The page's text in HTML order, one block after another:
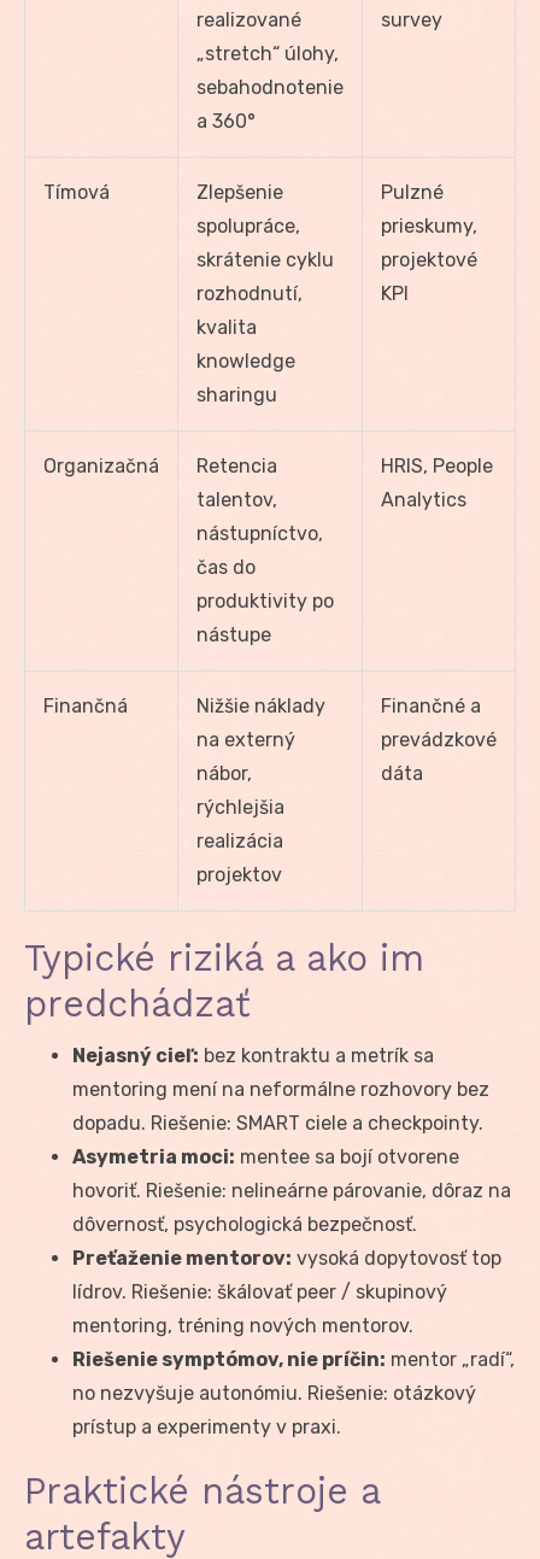
realizované
„stretch“ úlohy,
sebahodnotenie
a 360°
survey
Tímová
Zlepšenie
spolupráce,
skrátenie cyklu
rozhodnutí,
kvalita
knowledge
sharingu
Pulzné
prieskumy,
projektové
KPI
Organizačná
Retencia
talentov,
nástupníctvo,
čas do
produktivity po
nástupe
HRIS, People
Analytics
Finančná
Nižšie náklady
na externý
nábor,
rýchlejšia
realizácia
projektov
Finančné a
prevádzkové
dáta
Typické riziká a ako im
predchádzať
Nejasný cieľ: bez kontraktu a metrík sa
mentoring mení na neformálne rozhovory bez
dopadu. Riešenie: SMART ciele a checkpointy.
Asymetria moci: mentee sa bojí otvorene
hovoriť. Riešenie: nelineárne párovanie, dôraz na
dôvernosť, psychologická bezpečnosť.
Preťaženie mentorov: vysoká dopytovosť top
lídrov. Riešenie: škálovať peer / skupinový
mentoring, tréning nových mentorov.
Riešenie symptómov, nie príčin: mentor „radí“,
no nezvyšuje autonómiu. Riešenie: otázkový
prístup a experimenty v praxi.
Praktické nástroje a
artefakty